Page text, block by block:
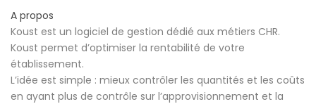
A propos
Koust est un logiciel de gestion dédié aux métiers CHR.
Koust permet d’optimiser la rentabilité de votre
établissement.
L’idée est simple : mieux contrôler les quantités et les coûts
en ayant plus de contrôle sur l’approvisionnement et la